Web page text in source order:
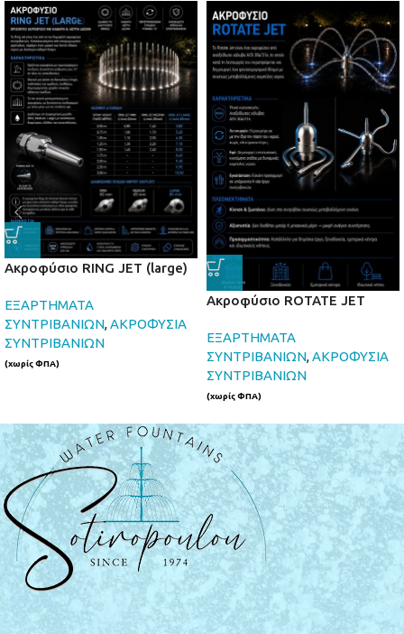
Ακροφύσιο RING JET (large)
ΕΞΑΡΤΗΜΑΤΑ
ΣΥΝΤΡΙΒΑΝΙΩΝ,ΑΚΡΟΦΥΣΙΑ
ΣΥΝΤΡΙΒΑΝΙΩΝ
(χωρίς ΦΠΑ)
Ακροφύσιο ROTATE JET
ΕΞΑΡΤΗΜΑΤΑ
ΣΥΝΤΡΙΒΑΝΙΩΝ,ΑΚΡΟΦΥΣΙΑ
ΣΥΝΤΡΙΒΑΝΙΩΝ
(χωρίς ΦΠΑ)